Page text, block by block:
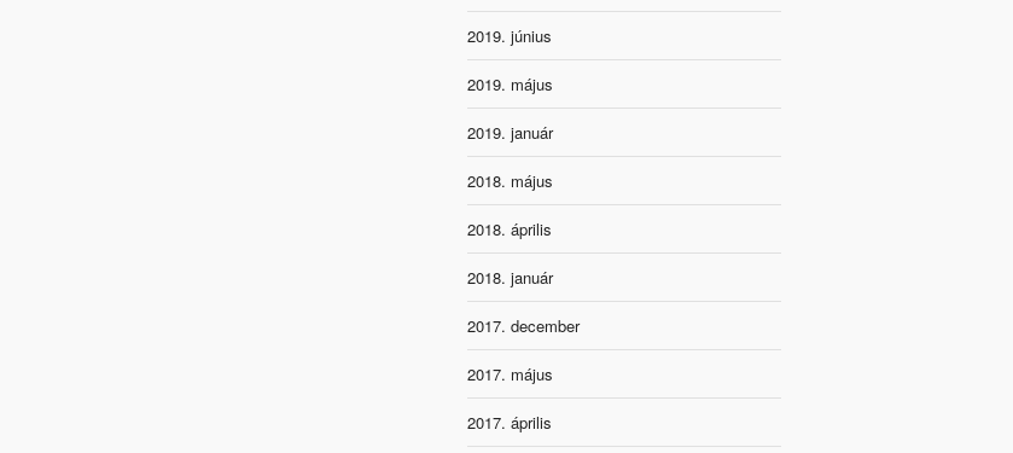
2019. június
2019. május
2019. január
2018. május
2018. április
2018. január
2017. december
2017. május
2017. április